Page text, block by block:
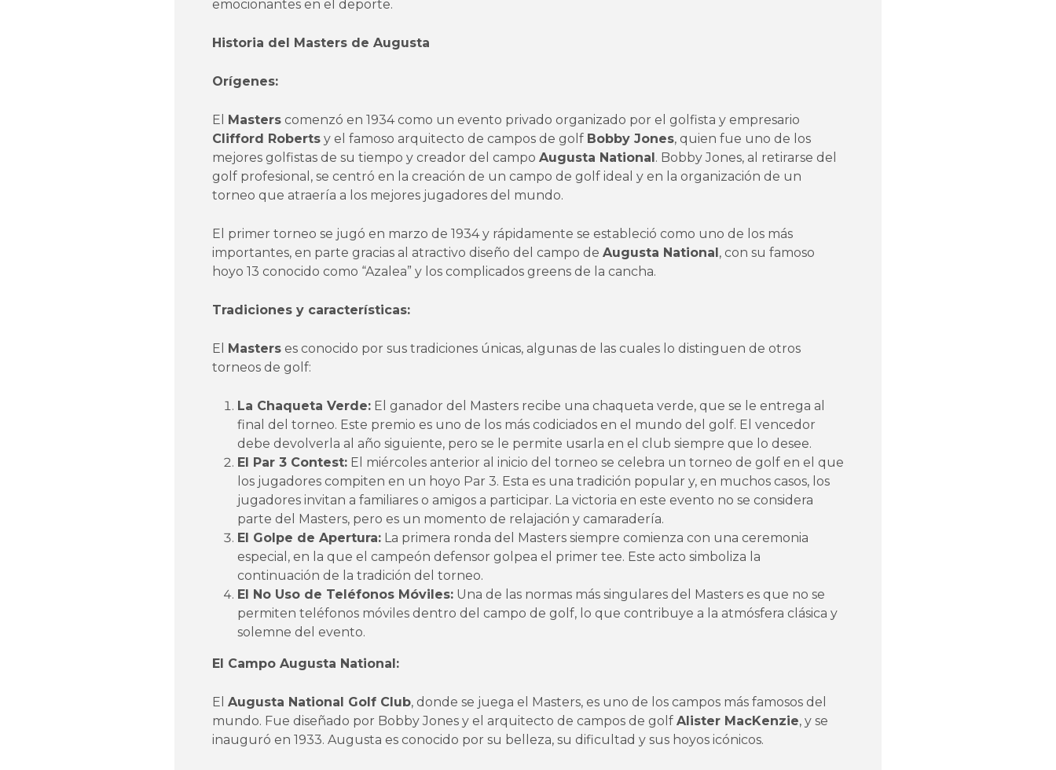
emocionantes en el deporte.
Historia del Masters de Augusta
Orígenes:
El Masters comenzó en 1934 como un evento privado organizado por el golfista y empresario
Clifford Roberts y el famoso arquitecto de campos de golf Bobby Jones, quien fue uno de los
mejores golfistas de su tiempo y creador del campo Augusta National. Bobby Jones, al retirarse del
golf profesional, se centró en la creación de un campo de golf ideal y en la organización de un
torneo que atraería a los mejores jugadores del mundo.
El primer torneo se jugó en marzo de 1934 y rápidamente se estableció como uno de los más
importantes, en parte gracias al atractivo diseño del campo de Augusta National, con su famoso
hoyo 13 conocido como “Azalea” y los complicados greens de la cancha.
Tradiciones y características:
El Masters es conocido por sus tradiciones únicas, algunas de las cuales lo distinguen de otros
torneos de golf:
La Chaqueta Verde: El ganador del Masters recibe una chaqueta verde, que se le entrega al
final del torneo. Este premio es uno de los más codiciados en el mundo del golf. El vencedor
debe devolverla al año siguiente, pero se le permite usarla en el club siempre que lo desee.
El Par 3 Contest: El miércoles anterior al inicio del torneo se celebra un torneo de golf en el que
los jugadores compiten en un hoyo Par 3. Esta es una tradición popular y, en muchos casos, los
jugadores invitan a familiares o amigos a participar. La victoria en este evento no se considera
parte del Masters, pero es un momento de relajación y camaradería.
El Golpe de Apertura: La primera ronda del Masters siempre comienza con una ceremonia
especial, en la que el campeón defensor golpea el primer tee. Este acto simboliza la
continuación de la tradición del torneo.
El No Uso de Teléfonos Móviles: Una de las normas más singulares del Masters es que no se
permiten teléfonos móviles dentro del campo de golf, lo que contribuye a la atmósfera clásica y
solemne del evento.
El Campo Augusta National:
El Augusta National Golf Club, donde se juega el Masters, es uno de los campos más famosos del
mundo. Fue diseñado por Bobby Jones y el arquitecto de campos de golf Alister MacKenzie, y se
inauguró en 1933. Augusta es conocido por su belleza, su dificultad y sus hoyos icónicos.